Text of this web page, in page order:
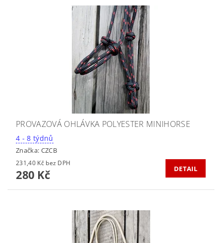
PROVAZOVÁ OHLÁVKA POLYESTER MINIHORSE
4 - 8 týdnů
Značka: CZCB
231,40 Kč bez DPH
280 Kč DETAIL